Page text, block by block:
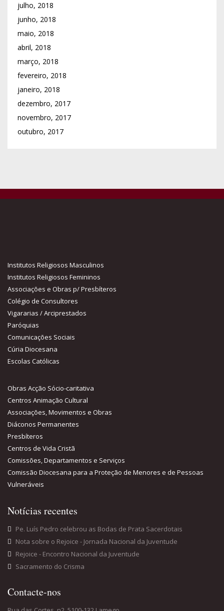
julho, 2018
junho, 2018
maio, 2018
abril, 2018
março, 2018
fevereiro, 2018
janeiro, 2018
dezembro, 2017
novembro, 2017
outubro, 2017
Institutos Religiosos Masculinos
Institutos Religiosos Femininos
Associações e Obras p/ Presbíteros
Colégio de Consultores
Vigararias / Arciprestados
Paróquias
Comunicações Sociais
Cúria Diocesana
Escolas Católicas
Obras Acção Sócio-caritativa
Centros Animação Cultural
Associações, Movimentos e Obras
Diáconos Permanentes
Presbíteros
Centros de Vida Cristã
Comissões, Departamentos e Serviços
Comissão Diocesana para a Proteção de Menores e de Pessoas
Vulneráveis
Notícias recentes
Pe. Luís Pedro celebrou as Bodas de Prata Sacerdotais
Nota sobre o Rejoice - Jornada Nacional da Juventude
Rejoice - Encontro Nacional da Juventude
Sacramento do Crisma
Contacte-nos